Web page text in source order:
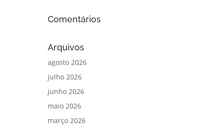
Comentários
Arquivos
agosto 2026
julho 2026
junho 2026
maio 2026
março 2026